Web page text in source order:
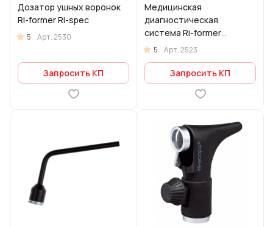
Дозатор ушных воронок
Ri-former Ri-spec
5 Арт.2530
Запросить КП
Медицинская
диагностическая
система Ri-former
мобильная
5 Арт.2523
Запросить КП